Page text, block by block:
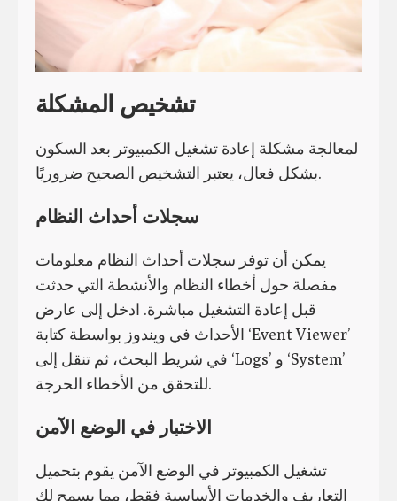
تشخيص المشكلة
لمعالجة مشكلة إعادة تشغيل الكمبيوتر بعد السكون
بشكل فعال، يعتبر التشخيص الصحيح ضروريًا.
سجلات أحداث النظام
يمكن أن توفر سجلات أحداث النظام معلومات
مفصلة حول أخطاء النظام والأنشطة التي حدثت
قبل إعادة التشغيل مباشرة. ادخل إلى عارض
الأحداث في ويندوز بواسطة كتابة ‘Event Viewer’
في شريط البحث، ثم تنقل إلى ‘Logs’ و ‘System’
للتحقق من الأخطاء الحرجة.
الاختبار في الوضع الآمن
تشغيل الكمبيوتر في الوضع الآمن يقوم بتحميل
التعاريف والخدمات الأساسية فقط، مما يسمح لك